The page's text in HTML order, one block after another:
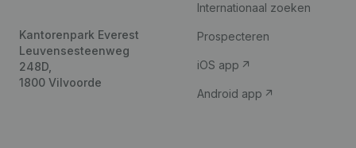
Kantorenpark Everest
Leuvensesteenweg
248D,
1800 Vilvoorde
Internationaal zoeken
Prospecteren
iOS app
Android app